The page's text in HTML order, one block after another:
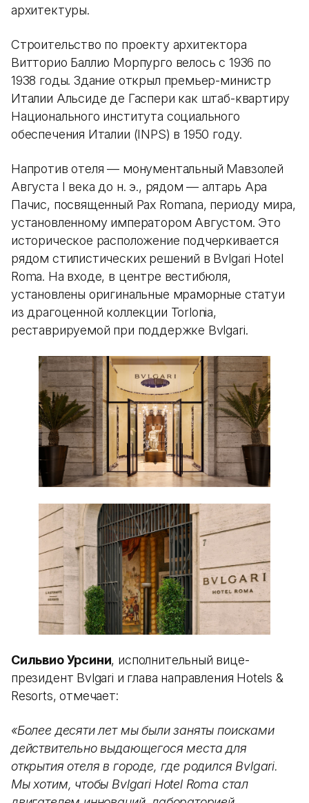
архитектуры.
Строительство по проекту архитектора
Витторио Баллио Морпурго велось с 1936 по
1938 годы. Здание открыл премьер-министр
Италии Альсиде де Гаспери как штаб-квартиру
Национального института социального
обеспечения Италии (INPS) в 1950 году.
Напротив отеля — монументальный Мавзолей
Августа I века до н. э., рядом — алтарь Ара
Пачис, посвященный Pax Romana, периоду мира,
установленному императором Августом. Это
историческое расположение подчеркивается
рядом стилистических решений в Bvlgari Hotel
Roma. На входе, в центре вестибюля,
установлены оригинальные мраморные статуи
из драгоценной коллекции Torlonia,
реставрируемой при поддержке Bvlgari.
Сильвио Урсини, исполнительный вице-
президент Bvlgari и глава направления Hotels &
Resorts, отмечает:
«Более десяти лет мы были заняты поисками
действительно выдающегося места для
открытия отеля в городе, где родился Bvlgari.
Мы хотим, чтобы Bvlgari Hotel Roma стал